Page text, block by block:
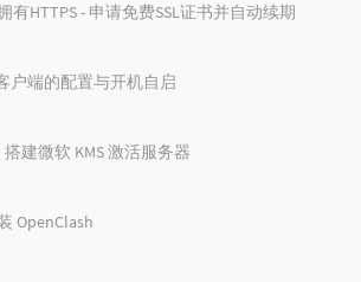
有HTTPS - 申请免费SSL证书并自动续期
户端的配置与开机自启
建微软 KMS 激活服务器
OpenClash